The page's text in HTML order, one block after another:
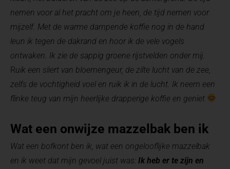
nemen voor al het pracht om je heen, de tijd nemen voor
mijzelf. Met de warme dampende koffie nog in de hand
leun ik tegen de dakrand en hoor ik de vele vogels
ontwaken. Ik zie de sappig groene rijstvelden onder mij.
Ruik een sliert van bloemengeur, de zilte lucht van de zee,
zelfs de vochtigheid voel en ruik ik in de lucht. Ik neem een
flinke teug van mijn heerlijke drapperige koffie en geniet
Wat een onwijze mazzelbak ben ik
Wat een bofkont ben ik, wat een ongelooflijke mazzelbak
en ik weet dat mijn gevoel juist was: Ik heb er te zijn en